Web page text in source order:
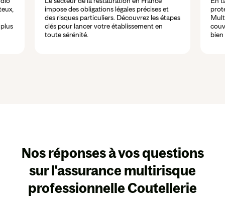
impose des obligations légales précises et
des risques particuliers. Découvrez les étapes
clés pour lancer votre établissement en
toute sérénité.
bien
Nos réponses à vos questions
sur l'assurance multirisque
professionnelle Coutellerie